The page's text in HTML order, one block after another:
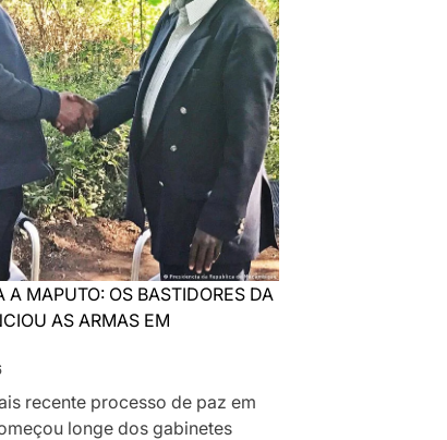
A MAPUTO: OS BASTIDORES DA
AS ARMAS EM
recente processo de paz em
longe dos gabinetes